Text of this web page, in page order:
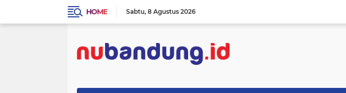
HOME Sabtu 8 Agustus 2026